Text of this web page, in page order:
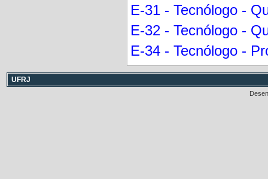
E-31 - Tecnólogo -
E-32 - Tecnólogo -
E-34 - Tecnólogo -
UFRJ